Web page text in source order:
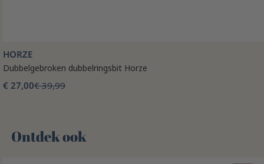
HORZE
Dubbelgebroken dubbelringsbit Horze
€ 27,00€ 39,99
Ontdek ook 🌻